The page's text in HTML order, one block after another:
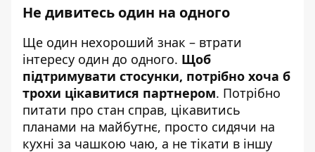
Не дивитесь один на одного
Ще один нехороший знак – втрати
інтересу один до одного. Щоб
підтримувати стосунки, потрібно хоча б
трохи цікавитися партнером. Потрібно
питати про стан справ, цікавитись
планами на майбутнє, просто сидячи на
кухні за чашкою чаю, а не тікати в іншу